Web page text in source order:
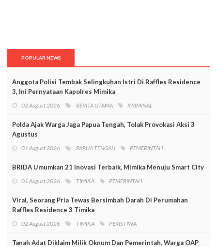
POPULAR NEWS
Anggota Polisi Tembak Selingkuhan Istri Di Raffles Residence
3, Ini Pernyataan Kapolres Mimika
02 August 2026 BERITA UTAMA KRIMINAL
Polda Ajak Warga Jaga Papua Tengah, Tolak Provokasi Aksi 3
Agustus
01 August 2026 PAPUA TENGAH PEMERINTAH
BRIDA Umumkan 21 Inovasi Terbaik, Mimika Menuju Smart City
01 August 2026 TIMIKA PEMERINTAH
Viral, Seorang Pria Tewas Bersimbah Darah Di Perumahan
Raffles Residence 3 Timika
02 August 2026 TIMIKA PERISTIWA
Tanah Adat Diklaim Milik Oknum Dan Pemerintah, Warga OAP